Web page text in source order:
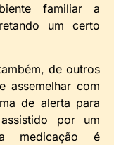
familiar a
um certo
de outros
assemelhar com
de alerta para
por um
medicação é